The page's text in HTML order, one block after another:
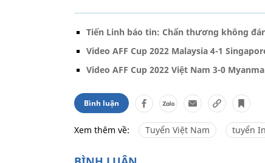
Tiến Linh báo tin: Chấn thương không
Video AFF Cup 2022 Malaysia 4-1
Video AFF Cup 2022 Việt Nam 3-0
Bình luận
Xem thêm về: Tuyển Việt Nam tuyển